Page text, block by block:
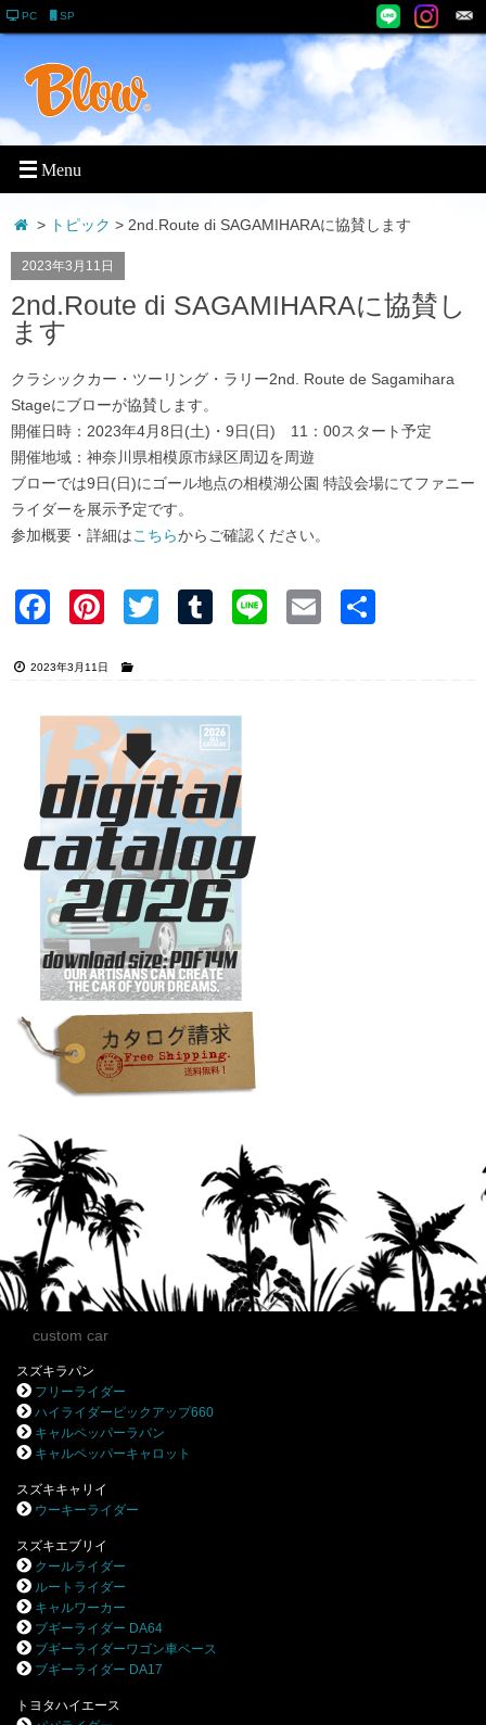
PC SP
> トピック > 2nd.Route di SAGAMIHARAに協賛します
2023年3月11日
2nd.Route di SAGAMIHARAに協賛し
ます
クラシックカー・ツーリング・ラリー2nd. Route de Sagamihara
Stageにブローが協賛します。
開催日時：2023年4月8日(土)・9日(日) 11：00スタート予定
開催地域：神奈川県相模原市緑区周辺を周遊
ブローでは9日(日)にゴール地点の相模湖公園 特設会場にてファニー
ライダーを展示予定です。
参加概要・詳細はこちらからご確認ください。
Faceb Pinter Twitter Tumblr Line Email
2023年3月11日
custom car
スズキラパン
フリーライダー
ハイライダーピックアップ660
キャルペッパーラパン
キャルペッパーキャロット
スズキキャリイ
ウーキーライダー
スズキエブリイ
クールライダー
ルートライダー
キャルワーカー
ブギーライダー DA64
ブギーライダーワゴン車ベース
ブギーライダー DA17
トヨタハイエース